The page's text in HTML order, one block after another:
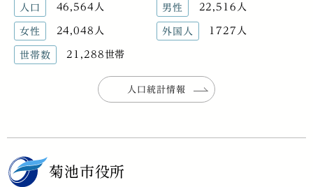
人口 46,564人 男性 22,516人
女性 24,048人 外国人 1727人
世帯数 21,288世帯
人口統計情報
菊池市役所